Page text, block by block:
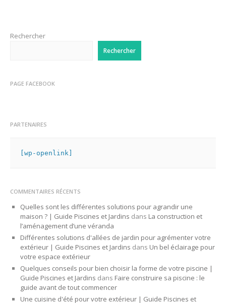
Rechercher
Rechercher
PAGE FACEBOOK
PARTENAIRES
[wp-openlink]
COMMENTAIRES RÉCENTS
Quelles sont les différentes solutions pour agrandir une
maison ? | Guide Piscines et Jardins dans La construction et
l’aménagement d’une véranda
Différentes solutions d'allées de jardin pour agrémenter votre
extérieur | Guide Piscines et Jardins dans Un bel éclairage pour
votre espace extérieur
Quelques conseils pour bien choisir la forme de votre piscine |
Guide Piscines et Jardins dans Faire construire sa piscine : le
guide avant de tout commencer
Une cuisine d'été pour votre extérieur | Guide Piscines et